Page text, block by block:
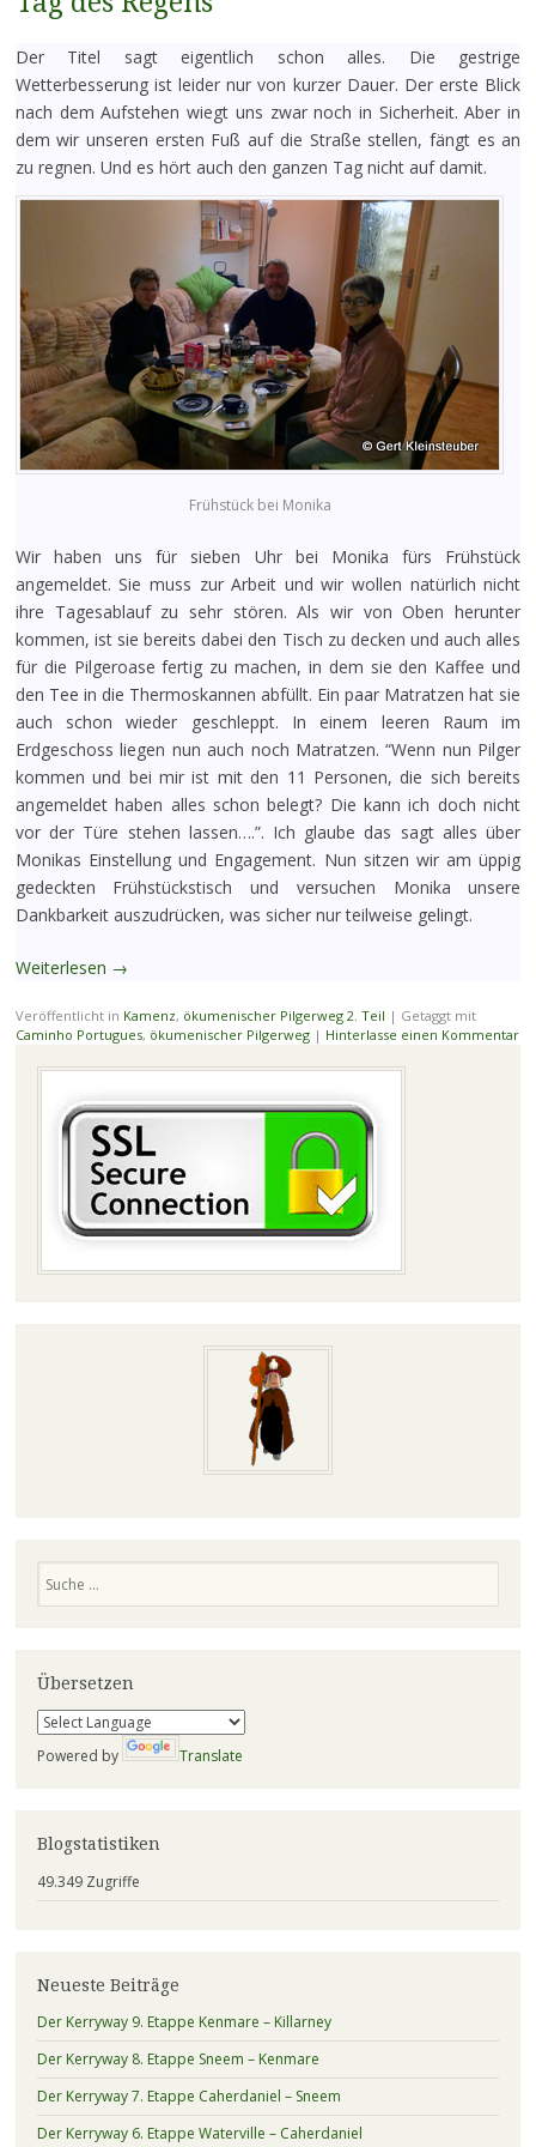
Der Titel sagt eigentlich schon alles. Die gestrige
Wetterbesserung ist leider nur von kurzer Dauer. Der erste Blick
nach dem Aufstehen wiegt uns zwar noch in Sicherheit. Aber in
dem wir unseren ersten Fuß auf die Straße stellen, fängt es an
zu regnen. Und es hört auch den ganzen Tag nicht auf damit.
Frühstück bei Monika
Wir haben uns für sieben Uhr bei Monika fürs Frühstück
angemeldet. Sie muss zur Arbeit und wir wollen natürlich nicht
ihre Tagesablauf zu sehr stören. Als wir von Oben herunter
kommen, ist sie bereits dabei den Tisch zu decken und auch alles
für die Pilgeroase fertig zu machen, in dem sie den Kaffee und
den Tee in die Thermoskannen abfüllt. Ein paar Matratzen hat sie
auch schon wieder geschleppt. In einem leeren Raum im
Erdgeschoss liegen nun auch noch Matratzen. “Wenn nun Pilger
kommen und bei mir ist mit den 11 Personen, die sich bereits
angemeldet haben alles schon belegt? Die kann ich doch nicht
vor der Türe stehen lassen….”. Ich glaube das sagt alles über
Monikas Einstellung und Engagement. Nun sitzen wir am üppig
gedeckten Frühstückstisch und versuchen Monika unsere
Dankbarkeit auszudrücken, was sicher nur teilweise gelingt.
Weiterlesen →
Veröffentlicht in Kamenz, ökumenischer Pilgerweg 2. Teil | Getaggt mit
Caminho Portugues, ökumenischer Pilgerweg | Hinterlasse einen Kommentar
Übersetzen
Powered by Translate
Blogstatistiken
49.349 Zugriffe
Neueste Beiträge
Der Kerryway 9. Etappe Kenmare – Killarney
Der Kerryway 8. Etappe Sneem – Kenmare
Der Kerryway 7. Etappe Caherdaniel – Sneem
Der Kerryway 6. Etappe Waterville – Caherdaniel